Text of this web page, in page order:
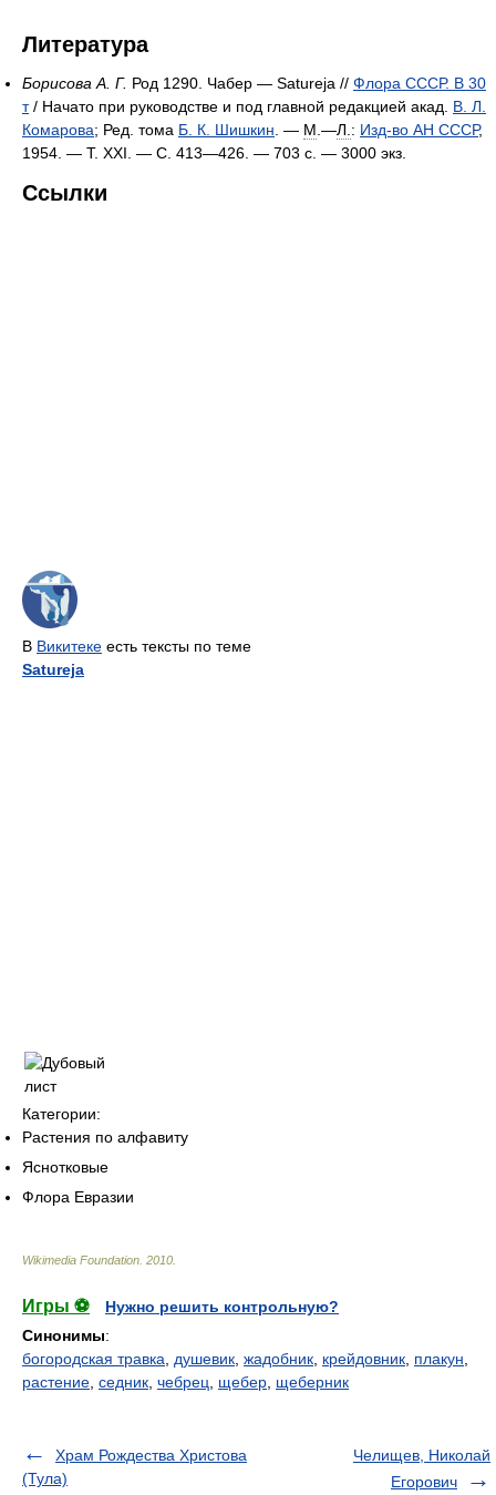
Литература
Борисова А. Г. Род 1290. Чабер — Satureja // Флора СССР. В 30
т/ Начато при руководстве и под главной редакцией акад. В. Л.
Комарова; Ред. тома Б. К. Шишкин . — М .—Л. : Изд-во АН СССР,
1954. — Т. XXI. — С. 413—426. — 703 с. — 3000 экз.
Ссылки
В Викитеке есть тексты по теме
Satureja
Категории:
Растения по алфавиту
Яснотковые
Флора Евразии
Wikimedia Foundation 2010
Игры ⚽
Нужно решить контрольную?
Синонимы:
богородская травка
душевик жадобник крейдовник плакун
растение седник чебрец щебер щеберник
Храм Рождества Христова
(Тула)
Челищев, Николай
Егорович